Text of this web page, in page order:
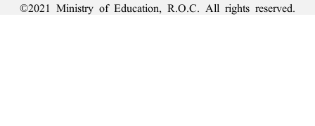
©2021 Ministry of Education, R.O.C. All rights reserved.